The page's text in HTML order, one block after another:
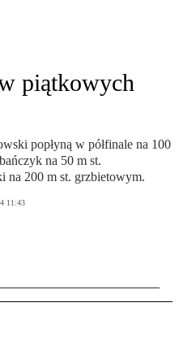
piątkowych
popłyną w półfinale na 100
na 50 m st.
na 200 m st. grzbietowym.
11:43